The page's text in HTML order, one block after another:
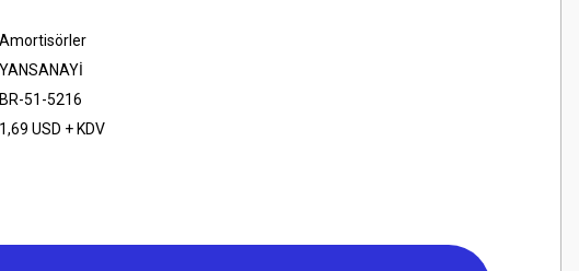
Amortisörler
YANSANAYİ
BR-51-5216
1,69 USD + KDV